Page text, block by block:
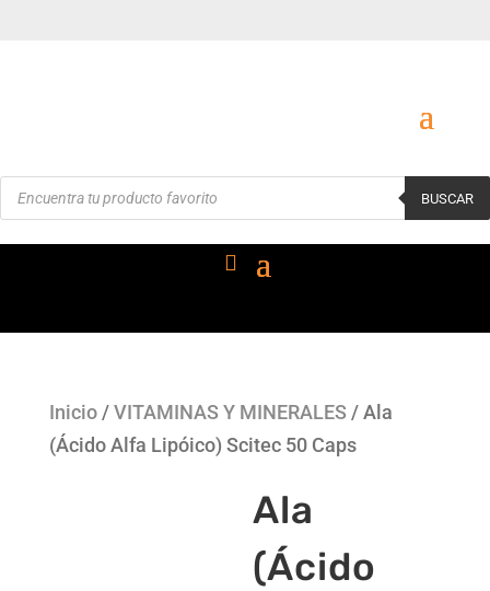
Búsqueda
de
productos
BUSCAR
Inicio/VITAMINAS Y MINERALES/ Ala
(Ácido Alfa Lipóico) Scitec 50 Caps
Ala
(Ácido